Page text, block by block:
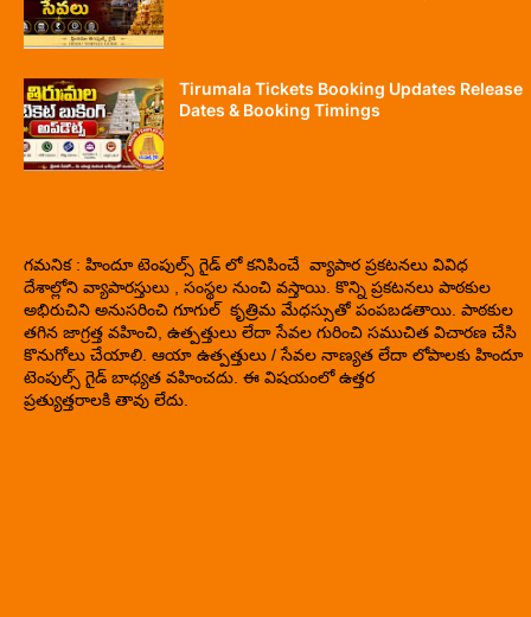
Tirumala Tickets Booking Updates Release
Dates & Booking Timings
గమనిక : హిందూ టెంపుల్స్ గైడ్ లో కనిపించే వ్యాపార ప్రకటనలు వివిధ
దేశాల్లోని వ్యాపారస్తులు , సంస్థల నుంచి వస్తాయి. కొన్ని ప్రకటనలు పాఠకుల
అభిరుచిని అనుసరించి గూగుల్ కృత్రిమ మేధస్సుతో పంపబడతాయి. పాఠకుల
తగిన జాగ్రత్త వహించి, ఉత్పత్తులు లేదా సేవల గురించి సముచిత విచారణ చేసి
కొనుగోలు చేయాలి. ఆయా ఉత్పత్తులు / సేవల నాణ్యత లేదా లోపాలకు హిందూ
టెంపుల్స్ గైడ్ బాధ్యత వహించదు. ఈ విషయంలో ఉత్తర
ప్రత్యుత్తరాలకి తావు లేదు.